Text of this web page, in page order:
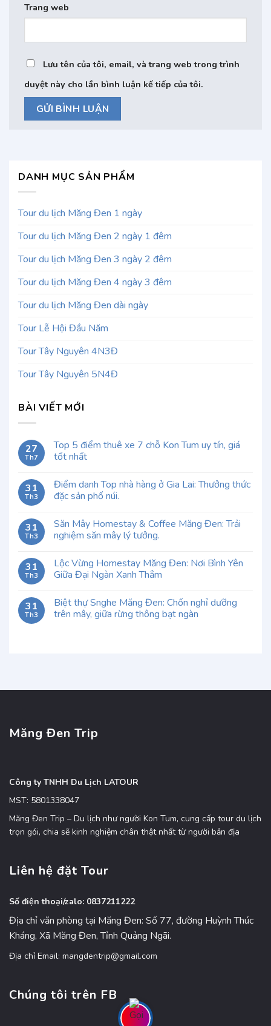
Trang web
Lưu tên của tôi, email, và trang web trong trình
duyệt này cho lần bình luận kế tiếp của tôi.
DANH MỤC SẢN PHẨM
Tour du lịch Măng Đen 1 ngày
Tour du lịch Măng Đen 2 ngày 1 đêm
Tour du lịch Măng Đen 3 ngày 2 đêm
Tour du lịch Măng Đen 4 ngày 3 đêm
Tour du lịch Măng Đen dài ngày
Tour Lễ Hội Đầu Năm
Tour Tây Nguyên 4N3Đ
Tour Tây Nguyên 5N4Đ
BÀI VIẾT MỚI
27
Th7
Top 5 điểm thuê xe 7 chỗ Kon Tum uy tín, giá
tốt nhất
31
Th3
Điểm danh Top nhà hàng ở Gia Lai: Thưởng thức
đặc sản phố núi.
31
Th3
Săn Mây Homestay & Coffee Măng Đen: Trải
nghiệm săn mây lý tưởng.
31
Th3
Lộc Vừng Homestay Măng Đen: Nơi Bình Yên
Giữa Đại Ngàn Xanh Thẳm
31
Th3
Biệt thự Snghe Măng Đen: Chốn nghỉ dưỡng
trên mây, giữa rừng thông bạt ngàn
Măng Đen Trip
Công ty TNHH Du Lịch LATOUR
MST: 5801338047
Măng Đen Trip – Du lịch như người Kon Tum, cung cấp tour du lịch
trọn gói, chia sẽ kinh nghiệm chân thật nhất từ người bản địa
Liên hệ đặt Tour
Số điện thoại/zalo: 0837211222
Địa chỉ văn phòng tại Măng Đen: Số 77, đường Huỳnh Thúc
Kháng, Xã Măng Đen, Tỉnh Quảng Ngãi.
Địa chỉ Email: mangdentrip@gmail.com
Chúng tôi trên FB